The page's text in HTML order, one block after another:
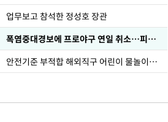
업무보고 참석한 정성호 장관
폭염중대경보에 프로야구 연일 취소…피칭 연습장 '52도'
안전기준 부적합 해외직구 어린이 물놀이용품 판매 중단 요청한 서울시